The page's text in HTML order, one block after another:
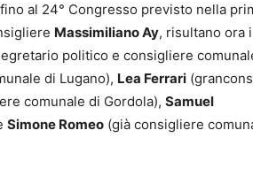
al 24° Congresso previsto nella
Massimiliano Ay, risultano ora i
politico e consigliere
di Lugano), Lea Ferrari
comunale di Gordola), Samuel
Simone Romeo (già consigliere